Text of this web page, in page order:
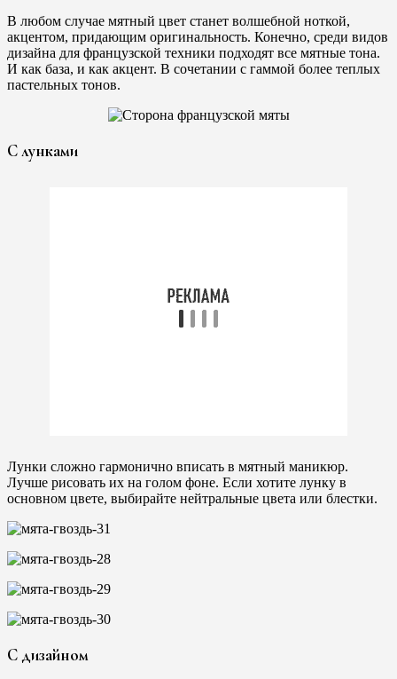
В любом случае мятный цвет станет волшебной ноткой,
акцентом, придающим оригинальность. Конечно, среди видов
дизайна для французской техники подходят все мятные тона.
И как база, и как акцент. В сочетании с гаммой более теплых
пастельных тонов.
С лунками
Лунки сложно гармонично вписать в мятный маникюр.
Лучше рисовать их на голом фоне. Если хотите лунку в
основном цвете, выбирайте нейтральные цвета или блестки.
С дизайном